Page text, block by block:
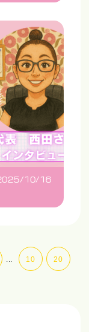
10/16
... 10 20